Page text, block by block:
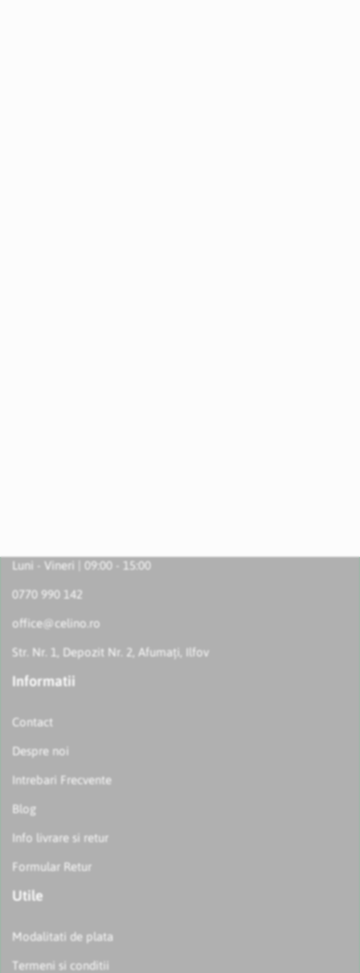
Luni - Vineri | 09:00 - 15:00
0770 990 142
office@celino.ro
Str. Nr. 1, Depozit Nr. 2, Afumați, Ilfov
Informatii
Contact
Despre noi
Intrebari Frecvente
Blog
Info livrare si retur
Formular Retur
Utile
Modalitati de plata
Termeni si conditii